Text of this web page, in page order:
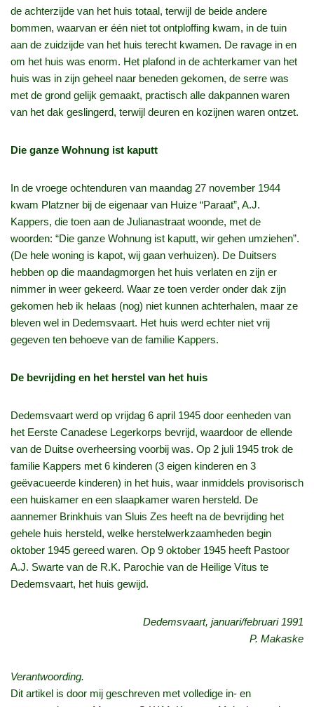
de achterzijde van het huis totaal, terwijl de beide andere
bommen, waarvan er één niet tot ontploffing kwam, in de tuin
aan de zuidzijde van het huis terecht kwamen. De ravage in en
om het huis was enorm. Het plafond in de achterkamer van het
huis was in zijn geheel naar beneden gekomen, de serre was
met de grond gelijk gemaakt, practisch alle dakpannen waren
van het dak geslingerd, terwijl deuren en kozijnen waren ontzet.
Die ganze Wohnung ist kaputt
In de vroege ochtenduren van maandag 27 november 1944
kwam Platzner bij de eigenaar van Huize “Paraat”, A.J.
Kappers, die toen aan de Julianastraat woonde, met de
woorden: “Die ganze Wohnung ist kaputt, wir gehen umziehen”.
(De hele woning is kapot, wij gaan verhuizen). De Duitsers
hebben op die maandagmorgen het huis verlaten en zijn er
nimmer in weer gekeerd. Waar ze toen verder onder dak zijn
gekomen heb ik helaas (nog) niet kunnen achterhalen, maar ze
bleven wel in Dedemsvaart. Het huis werd echter niet vrij
gegeven ten behoeve van de familie Kappers.
De bevrijding en het herstel van het huis
Dedemsvaart werd op vrijdag 6 april 1945 door eenheden van
het Eerste Canadese Legerkorps bevrijd, waardoor de ellende
van de Duitse overheersing voorbij was. Op 2 juli 1945 trok de
familie Kappers met 6 kinderen (3 eigen kinderen en 3
geëvacueerde kinderen) in het huis, waar inmiddels provisorisch
een huiskamer en een slaapkamer waren hersteld. De
aannemer Brinkhuis van Sluis Zes heeft na de bevrijding het
gehele huis hersteld, welke herstelwerkzaamheden begin
oktober 1945 gereed waren. Op 9 oktober 1945 heeft Pastoor
A.J. Swarte van de R.K. Parochie van de Heilige Vitus te
Dedemsvaart, het huis gewijd.
Dedemsvaart, januari/februari 1991
P. Makaske
Verantwoording.
Dit artikel is door mij geschreven met volledige in- en